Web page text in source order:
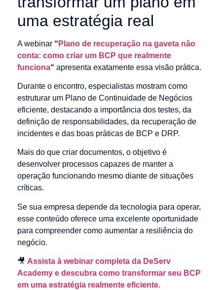
uma estratégia real
A webinar “ Plano de recuperação na gaveta não
conta: como criar um BCP que realmente
funciona“ apresenta exatamente essa visão prática.
Durante o encontro, especialistas mostram como
estruturar um Plano de Continuidade de Negócios
eficiente, destacando a importância dos testes, da
definição de responsabilidades, da recuperação de
incidentes e das boas práticas de BCP e DRP.
Mais do que criar documentos, o objetivo é
desenvolver processos capazes de manter a
operação funcionando mesmo diante de situações
críticas.
Se sua empresa depende da tecnologia para operar,
esse conteúdo oferece uma excelente oportunidade
para compreender como aumentar a resiliência do
negócio.
🎥 Assista à webinar completa da DeServ
Academy e descubra como transformar seu BCP
em uma estratégia realmente eficiente.